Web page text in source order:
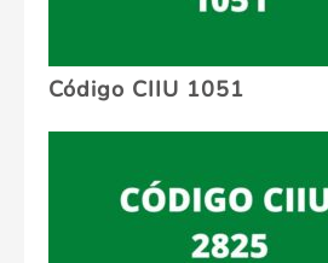
Código CIIU 1051